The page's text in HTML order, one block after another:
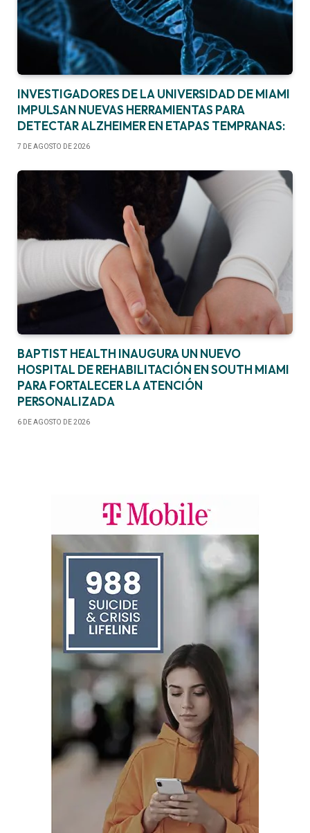
INVESTIGADORES DE LA UNIVERSIDAD DE MIAMI
IMPULSAN NUEVAS HERRAMIENTAS PARA
DETECTAR ALZHEIMER EN ETAPAS TEMPRANAS:
7 DE AGOSTO DE 2026
BAPTIST HEALTH INAUGURA UN NUEVO
HOSPITAL DE REHABILITACIÓN EN SOUTH MIAMI
PARA FORTALECER LA ATENCIÓN
PERSONALIZADA
6 DE AGOSTO DE 2026